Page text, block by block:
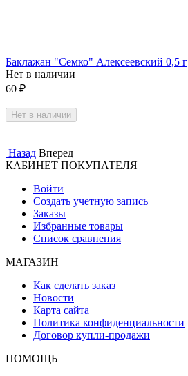
Баклажан "Семко" Алексеевский 0,5 г
Нет в наличии
60 ₽
Нет в наличии
Назад Вперед
КАБИНЕТ ПОКУПАТЕЛЯ
Войти
Создать учетную запись
Заказы
Избранные товары
Список сравнения
МАГАЗИН
Как сделать заказ
Новости
Карта сайта
Политика конфиденциальности
Договор купли-продажи
ПОМОЩЬ